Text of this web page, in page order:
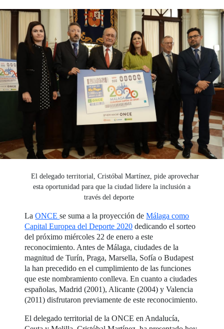
El delegado territorial, Cristóbal Martínez, pide aprovechar
esta oportunidad para que la ciudad lidere la inclusión a
través del deporte
LaONCEse suma a la proyección deMálaga como
Capital Europea del Deporte 2020 dedicando el sorteo
del próximo miércoles 22 de enero a este
reconocimiento. Antes de Málaga, ciudades de la
magnitud de Turín, Praga, Marsella, Sofía o Budapest
la han precedido en el cumplimiento de las funciones
que este nombramiento conlleva. En cuanto a ciudades
españolas, Madrid (2001), Alicante (2004) y Valencia
(2011) disfrutaron previamente de este reconocimiento.
El delegado territorial de la ONCE en Andalucía,